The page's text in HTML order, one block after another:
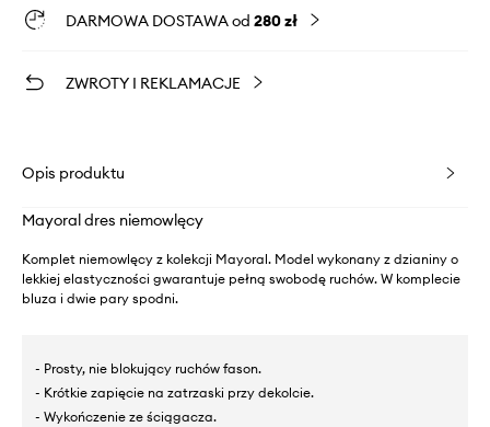
DARMOWA DOSTAWA od 280 zł
ZWROTY I REKLAMACJE
Opis produktu
Mayoral dres niemowlęcy
Komplet niemowlęcy z kolekcji Mayoral. Model wykonany z dzianiny o
lekkiej elastyczności gwarantuje pełną swobodę ruchów. W komplecie
bluza i dwie pary spodni.
- Prosty, nie blokujący ruchów fason.
- Krótkie zapięcie na zatrzaski przy dekolcie.
- Wykończenie ze ściągacza.